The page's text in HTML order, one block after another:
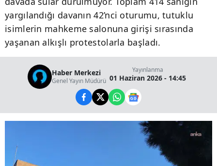
yargılandığı davanın 42’nci oturumu, tutuklu
isimlerin mahkeme salonuna girişi sırasında
yaşanan alkışlı protestolarla başladı.
Haber Merkezi
Genel Yayın Müdürü
Yayınlanma
01 Haziran 2026 - 14:45